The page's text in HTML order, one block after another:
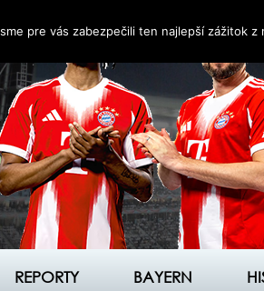
REPORTY BAYERN
pre vás zabezpečili ten najlepší zážitok